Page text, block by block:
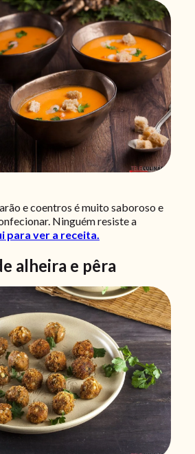
e coentros é muito saboroso e
Ninguém resiste a
para ver a receita.
alheira e pêra